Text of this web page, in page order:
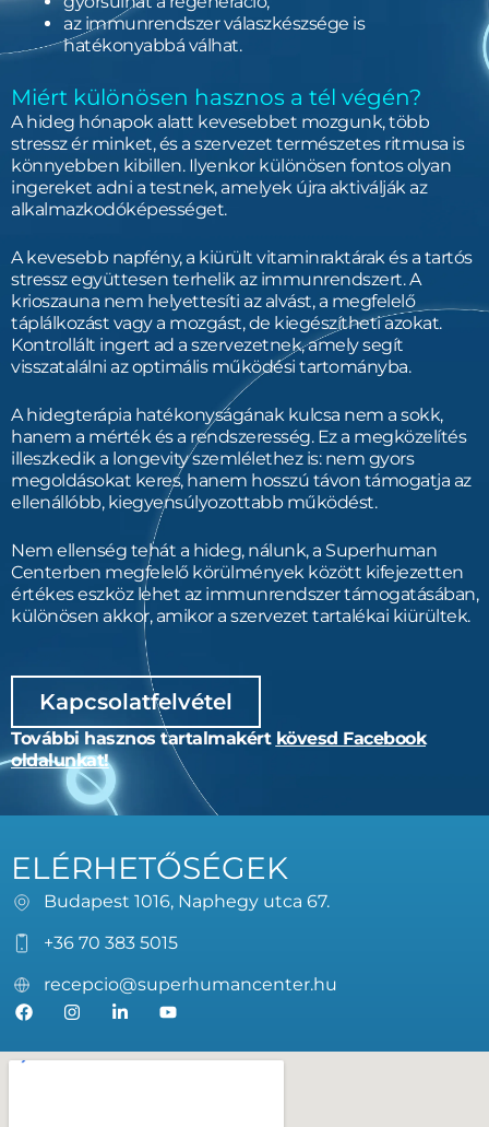
az immunrendszer válaszkészsége is
hatékonyabbá válhat.
Miért különösen hasznos a tél végén?
A hideg hónapok alatt kevesebbet mozgunk, több
stressz ér minket, és a szervezet természetes ritmusa is
könnyebben kibillen. Ilyenkor különösen fontos olyan
ingereket adni a testnek, amelyek újra aktiválják az
alkalmazkodóképességet.
A kevesebb napfény, a kiürült vitaminraktárak és a tartós
stressz együttesen terhelik az immunrendszert. A
krioszauna nem helyettesíti az alvást, a megfelelő
táplálkozást vagy a mozgást, de kiegészítheti azokat.
Kontrollált ingert ad a szervezetnek, amely segít
visszatalálni az optimális működési tartományba.
A hidegterápia hatékonyságának kulcsa nem a sokk,
hanem a mérték és a rendszeresség. Ez a megközelítés
illeszkedik a longevity szemlélethez is: nem gyors
megoldásokat keres, hanem hosszú távon támogatja az
ellenállóbb, kiegyensúlyozottabb működést.
Nem ellenség tehát a hideg, nálunk, a Superhuman
Centerben megfelelő körülmények között kifejezetten
értékes eszköz lehet az immunrendszer támogatásában,
különösen akkor, amikor a szervezet tartalékai kiürültek.
Kapcsolatfelvétel
További hasznos tartalmakért kövesd Facebook
oldalunkat!
ELÉRHETŐSÉGEK
Budapest 1016, Naphegy utca 67.
+36 70 383 5015
recepcio@superhumancenter.hu
F
a
e
I
n
t
L
i
k
Y
o
t